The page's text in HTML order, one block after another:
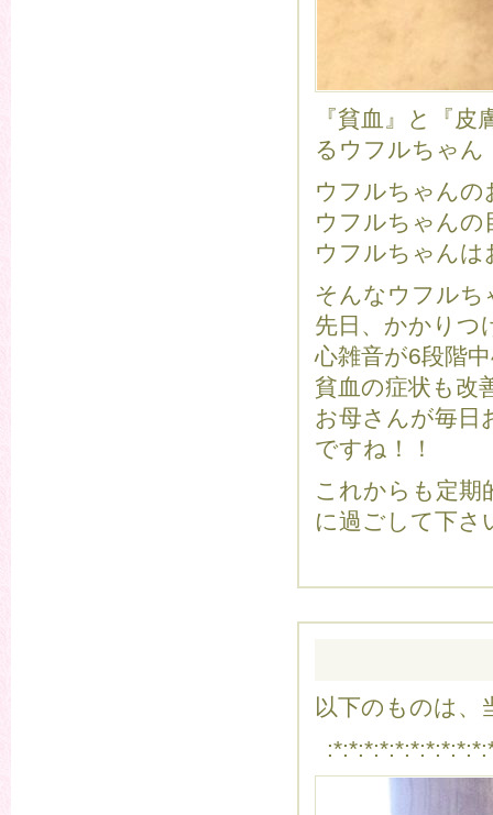
『貧血』と『
るウフルちゃん
ウフルちゃんの
ウフルちゃんの
ウフルちゃん
そんなウフルち
先日、かかりつ
心雑音が6段階
貧血の症状も改
お母さんが毎日
ですね！！
これからも定期
に過ごして下さ
以下のものは、